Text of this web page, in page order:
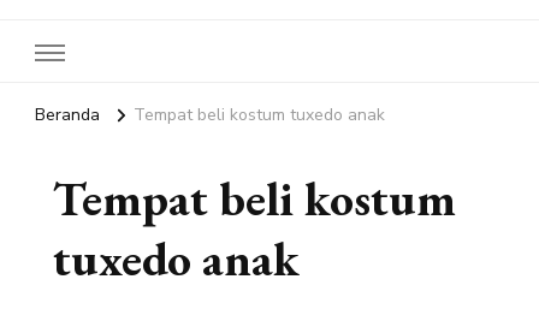
Beranda Tempat beli kostum tuxedo anak
Tempat beli kostum
tuxedo anak